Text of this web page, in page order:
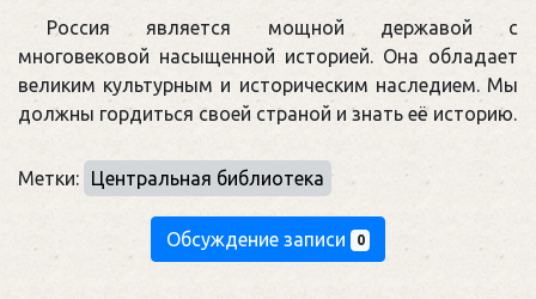
Россия является мощной державой с
многовековой насыщенной историей. Она обладает
великим культурным и историческим наследием. Мы
должны гордиться своей страной и знать её историю.
Метки: Центральная библиотека
Обсуждение записи 0